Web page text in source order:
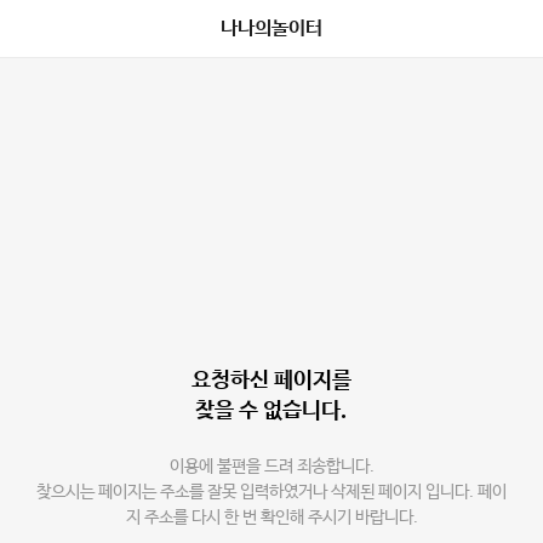
나나의놀이터
요청하신 페이지를
찾을 수 없습니다.
이용에 불편을 드려 죄송합니다.
찾으시는 페이지는 주소를 잘못 입력하였거나 삭제된 페이지 입니다. 페이
지 주소를 다시 한 번 확인해 주시기 바랍니다.